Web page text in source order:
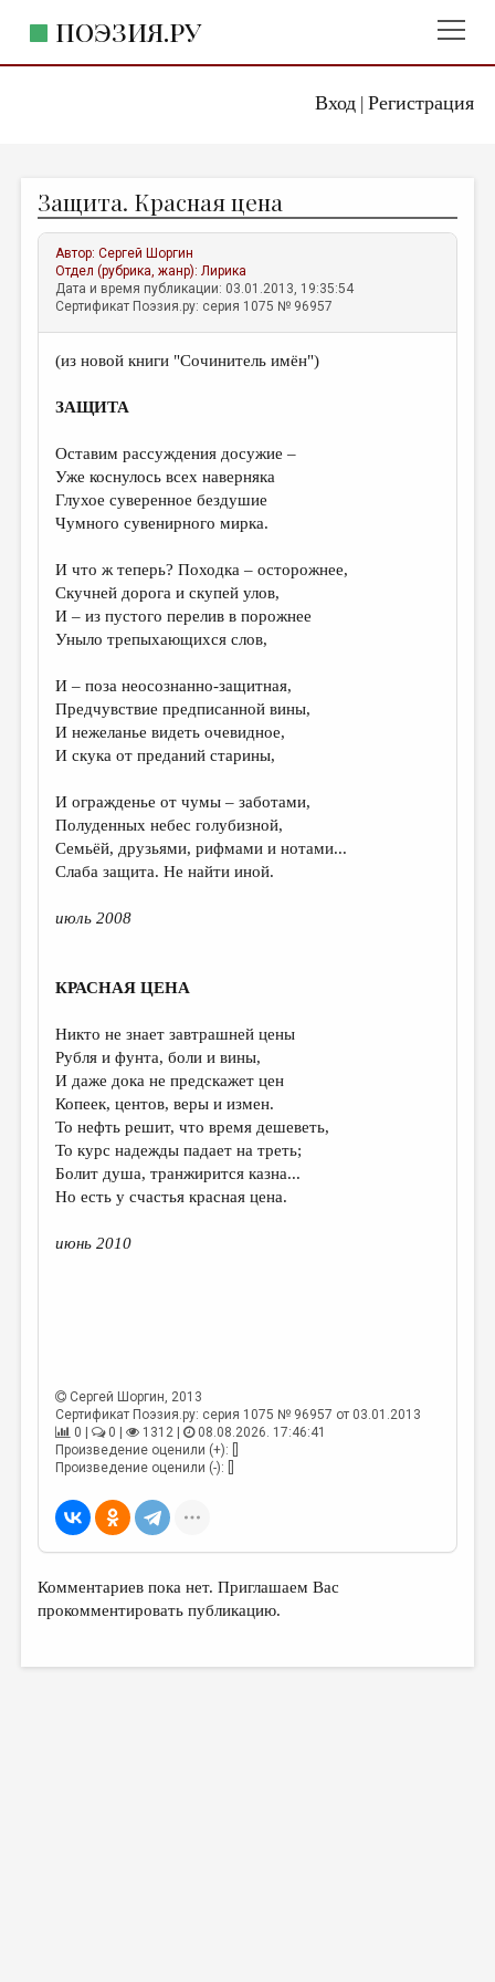
Вход| Регистрация
ПОЭЗИЯ.РУ
ЖАНРЫ
АВТОРЫ
КОММЕНТАРИИ
ЛИТСАЛОН
НОВОСТИ
ПРАВИЛА САЙТА
ОТДЕЛЫ И РУБРИКИ
ИЗБРАННОЕ
ДАЙДЖЕСТ
ПРОИЗВЕДЕНИЯ
ПЕРЕВОДЫ
КОНКУРСЫ
ДЕТСКАЯ КОМНАТА
КНИЖНАЯ ПОЛКА
ОБЗОР ЛИТЕРАТУРЫ
СТРАНИЦЫ ПАМЯТИ
ОБЪЯВЛЕНИЯ
РЕДКОЛЛЕГИЯ
МАЛАЯ ПРОЗА
ЭССЕИСТИКА
ЛИТЕРАТУРОВЕДЕНИЕ
КУЛЬТУРОВЕДЕНИЕ
ПУБЛИЦИСТИКА
РЕЦЕНЗИРОВАНИЕ
Защита. Красная цена
Автор:Сергей Шоргин
Отдел (рубрика, жанр):Лирика
Дата и время публикации: 03.01.2013, 19:35:54
Сертификат Поэзия.ру: серия 1075 № 96957
(из новой книги "Сочинитель имён")
ЗАЩИТА
Оставим рассуждения досужие –
Уже коснулось всех наверняка
Глухое суверенное бездушие
Чумного сувенирного мирка.
И что ж теперь? Походка – осторожнее,
Скучней дорога и скупей улов,
И – из пустого перелив в порожнее
Уныло трепыхающихся слов,
И – поза неосознанно-защитная,
Предчувствие предписанной вины,
И нежеланье видеть очевидное,
И скука от преданий старины,
И огражденье от чумы – заботами,
Полуденных небес голубизной,
Семьёй, друзьями, рифмами и нотами...
Слаба защита. Не найти иной.
июль 2008
КРАСНАЯ ЦЕНА
Никто не знает завтрашней цены
Рубля и фунта, боли и вины,
И даже дока не предскажет цен
Копеек, центов, веры и измен.
То нефть решит, что время дешеветь,
То курс надежды падает на треть;
Болит душа, транжирится казна...
Но есть у счастья красная цена.
июнь 2010
Сергей Шоргин, 2013
Сертификат Поэзия.ру: серия 1075 № 96957 от 03.01.2013
0 |
0 | 1312 |
08.08.2026. 17:46:41
Произведение оценили (+): []
Произведение оценили (-): []
Комментариев пока нет. Приглашаем Вас
прокомментировать публикацию.